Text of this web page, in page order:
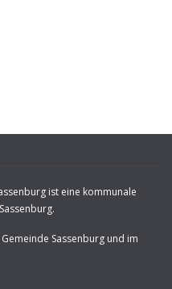
ist eine kommunale
Gemeinde Sassenburg und im